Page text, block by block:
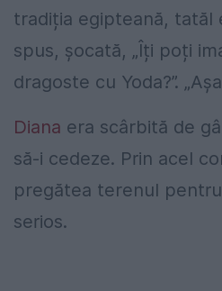
tradiția egipteană, tatăl
spus, șocată, „Îți poți
dragoste cu Yoda?”.
Diana era scârbită de
să-i cedeze. Prin acel
pregătea terenul
serios.